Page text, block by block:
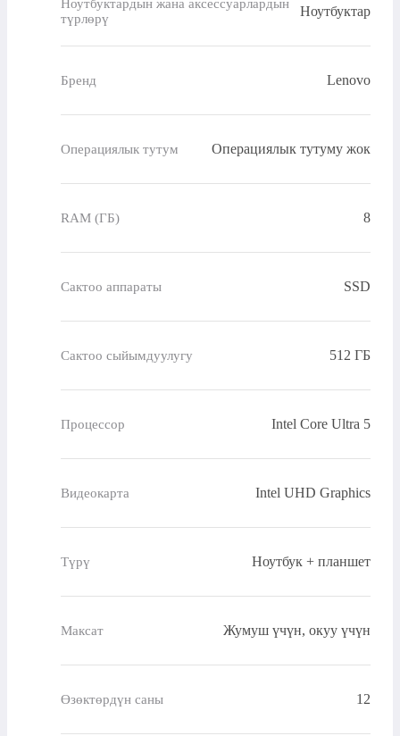
Ноутбуктардын жана аксессуарлардын
түрлөрү
Ноутбуктар
Бренд Lenovo
Операциялык тутум Операциялык тутуму жок
RAM (ГБ) 8
Сактоо аппараты SSD
Сактоо сыйымдуулугу 512 ГБ
Процессор Intel Core Ultra 5
Видеокарта Intel UHD Graphics
Түрү Ноутбук + планшет
Максат Жумуш үчүн, окуу үчүн
Өзөктөрдүн саны 12